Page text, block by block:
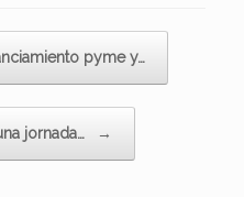
pyme y…
jornada… →